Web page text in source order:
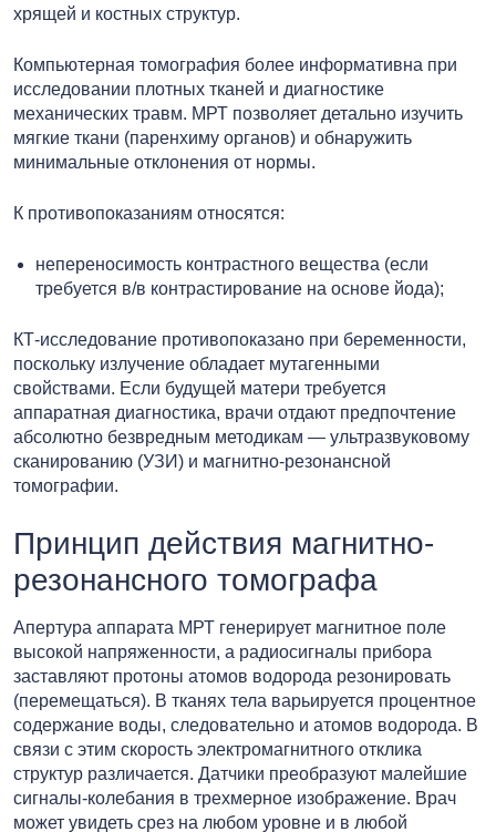
хрящей и костных структур.
Компьютерная томография более информативна при
исследовании плотных тканей и диагностике
механических травм. МРТ позволяет детально изучить
мягкие ткани (паренхиму органов) и обнаружить
минимальные отклонения от нормы.
К противопоказаниям относятся:
непереносимость контрастного вещества (если
требуется в/в контрастирование на основе йода);
КТ-исследование противопоказано при беременности,
поскольку излучение обладает мутагенными
свойствами. Если будущей матери требуется
аппаратная диагностика, врачи отдают предпочтение
абсолютно безвредным методикам — ультразвуковому
сканированию (УЗИ) и магнитно-резонансной
томографии.
Принцип действия магнитно-
резонансного томографа
Апертура аппарата МРТ генерирует магнитное поле
высокой напряженности, а радиосигналы прибора
заставляют протоны атомов водорода резонировать
(перемещаться). В тканях тела варьируется процентное
содержание воды, следовательно и атомов водорода. В
связи с этим скорость электромагнитного отклика
структур различается. Датчики преобразуют малейшие
сигналы-колебания в трехмерное изображение. Врач
может увидеть срез на любом уровне и в любой